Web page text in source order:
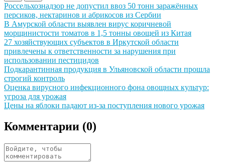
Иллюстрация новости
Россельхознадзор не допустил ввоз 50 тонн заражённых
персиков, нектаринов и абрикосов из Сербии
Иллюстрация новости
В Амурской области выявлен вирус коричневой
морщинистости томатов в 1,5 тонны овощей из Китая
Иллюстрация новости
27 хозяйствующих субъектов в Иркутской области
привлечены к ответственности за нарушения при
использовании пестицидов
Иллюстрация новости
Подкарантинная продукция в Ульяновской области прошла
строгий контроль
Иллюстрация новости
Оценка вирусного инфекционного фона овощных культур:
угроза для урожая
Иллюстрация новости
Цены на яблоки падают из-за поступления нового урожая
Комментарии (0)